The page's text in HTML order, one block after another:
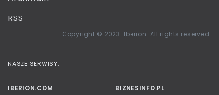
RSS
Copyright © 2023. Iberion. All rights reserved.
NASZE SERWISY:
IBERION.COM BIZNESINFO.PL